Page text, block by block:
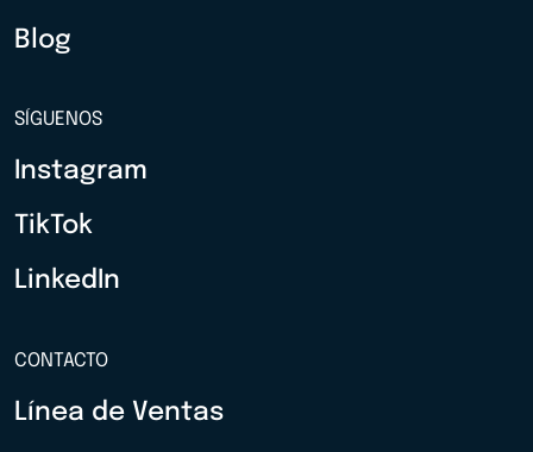
Blog
SÍGUENOS
Instagram
TikTok
LinkedIn
CONTACTO
Línea de Ventas